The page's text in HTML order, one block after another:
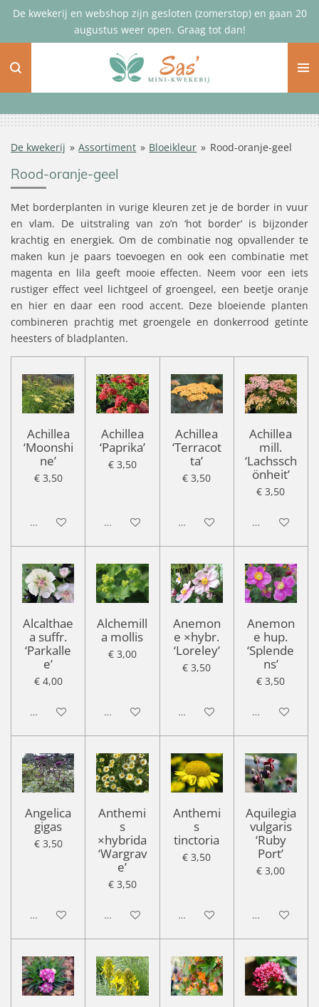
Ga
de
De kwekerij en webshop zijn gesloten (zomerstop) en gaan 20
augustus weer open. Graag tot dan!
De kwekerij » Assortiment » Bloeikleur » Rood-oranje-geel
Rood-oranje-geel
Met borderplanten in vurige kleuren zet je de border in vuur
en vlam. De uitstraling van zo’n ‘hot border’ is bijzonder
krachtig en energiek. Om de combinatie nog opvallender te
maken kun je paars toevoegen en ook een combinatie met
magenta en lila geeft mooie effecten. Neem voor een iets
rustiger effect veel lichtgeel of groengeel, een beetje oranje
en hier en daar een rood accent. Deze bloeiende planten
combineren prachtig met groengele en donkerrood getinte
heesters of bladplanten.
Achillea
‘Moonshi
ne’
€ 3,50
Uitgeschakeld
Achillea
‘Paprika’
€ 3,50
Uitgeschakeld
Achillea
‘Terracot
ta’
€ 3,50
Uitgeschakeld
Achillea
mill.
‘Lachssch
önheit’
€ 3,50
Uitgeschakeld
Alcalthae
a suffr.
‘Parkalle
e’
€ 4,00
Uitgeschakeld
Alchemill
a mollis
€ 3,00
Uitgeschakeld
Anemon
e ×hybr.
‘Loreley’
€ 3,50
Uitgeschakeld
Anemon
e hup.
‘Splende
ns’
€ 3,50
Uitgeschakeld
Angelica
gigas
€ 3,50
Uitgeschakeld
Anthemi
s
×hybrida
‘Wargrav
e’
€ 3,50
Uitgeschakeld
Anthemi
s
tinctoria
€ 3,50
Uitgeschakeld
Aquilegia
vulgaris
‘Ruby
Port’
€ 3,00
Uitgeschakeld